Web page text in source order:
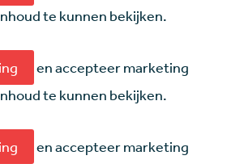
te kunnen bekijken.
en accepteer marketing
te kunnen bekijken.
en accepteer marketing